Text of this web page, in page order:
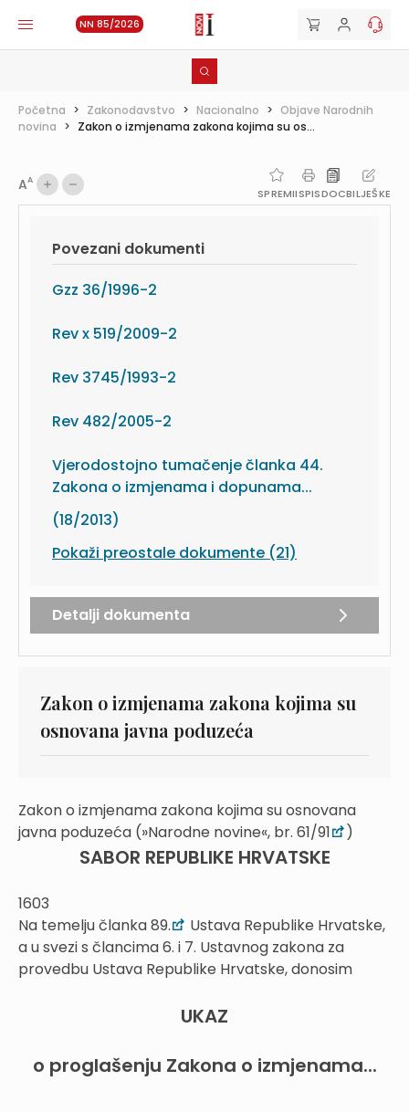
NN 85/2026
Početna > Zakonodavstvo > Nacionalno > Objave Narodnih
novina > Zakon o izmjenama zakona kojima su os...
AA
SPREMIISPISDOCBILJEŠKE
Povezani dokumenti
Gzz 36/1996-2
Rev x 519/2009-2
Rev 3745/1993-2
Rev 482/2005-2
Vjerodostojno tumačenje članka 44.
Zakona o izmjenama i dopunama...
(18/2013)
Pokaži preostale dokumente (21)
Detalji dokumenta
Zakon o izmjenama zakona kojima su
osnovana javna poduzeća
Zakon o izmjenama zakona kojima su osnovana
javna poduzeća (»Narodne novine«, br. 61/91
)
SABOR REPUBLIKE HRVATSKE
1603
Na temelju članka 89.
Ustava Republike Hrvatske,
a u svezi s člancima 6. i 7. Ustavnog zakona za
provedbu Ustava Republike Hrvatske, donosim
UKAZ
o proglašenju Zakona o izmjenama...